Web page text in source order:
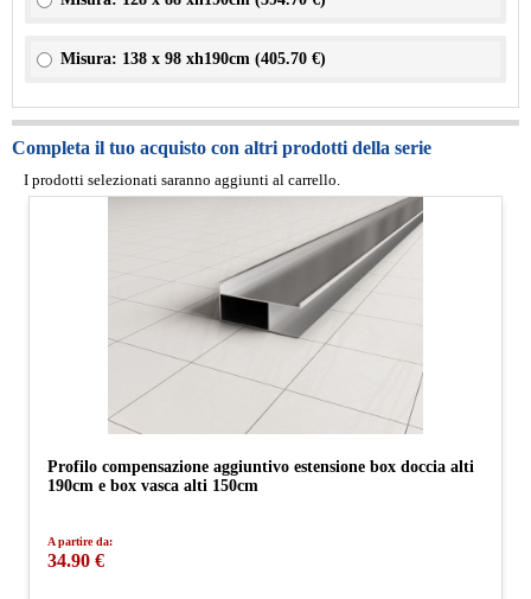
Misura: 138 x 98 xh190cm (405.70 €)
Completa il tuo acquisto con altri prodotti della serie
I prodotti selezionati saranno aggiunti al carrello.
Profilo compensazione aggiuntivo estensione box doccia alti
190cm e box vasca alti 150cm
A partire da:
34.90 €